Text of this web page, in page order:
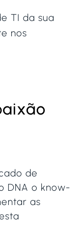
TI da sua
nos
de
DNA o know-
as